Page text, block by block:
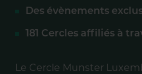
Des évènements
181 Cercles affiliés à
Le Cercle Munster